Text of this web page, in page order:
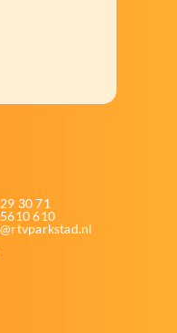
30 71
610